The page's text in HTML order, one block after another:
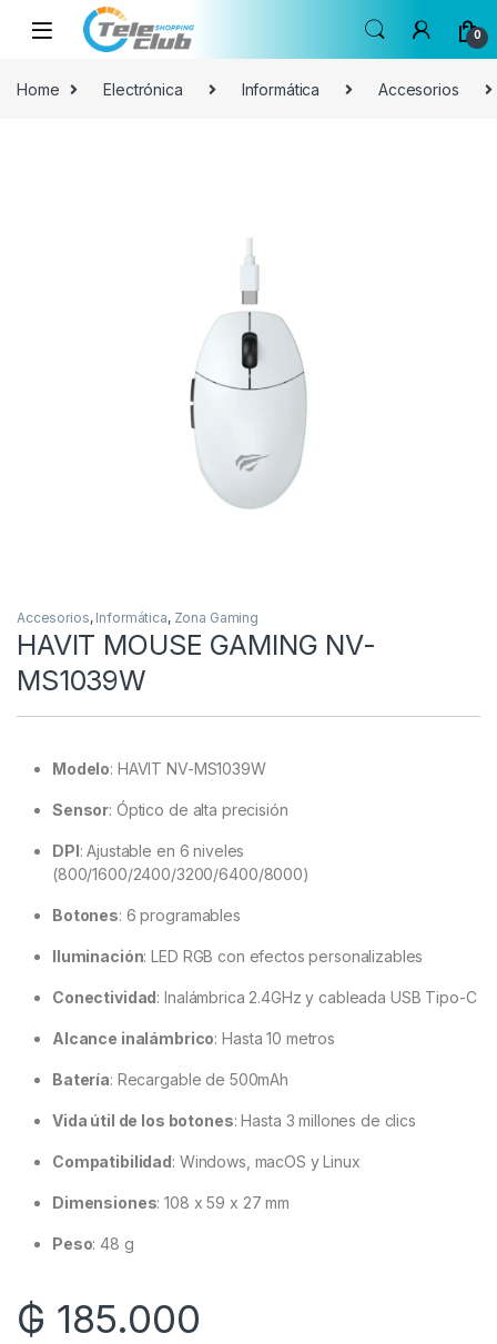
Skip to navigation
Skip to content
0
Home Electrónica Informática Accesorios
Accesorios, Informática, Zona Gaming
HAVIT MOUSE GAMING NV-
MS1039W
Modelo: HAVIT NV-MS1039W
Sensor: Óptico de alta precisión
DPI:Ajustable en 6 niveles
(800/1600/2400/3200/6400/8000)
Botones: 6 programables
Iluminación:LED RGB con efectos personalizables
Conectividad:Inalámbrica 2.4GHz y cableada USB Tipo-C
Alcance inalámbrico:Hasta 10 metros
Batería: Recargable de 500mAh
Vida útil de los botones:Hasta 3 millones de clics
Compatibilidad: Windows, macOS y Linux
Dimensiones:108 x 59 x 27 mm
Peso: 48 g
₲ 185.000